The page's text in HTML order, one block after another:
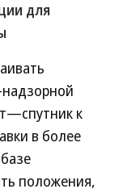
для
к
в более
положения,